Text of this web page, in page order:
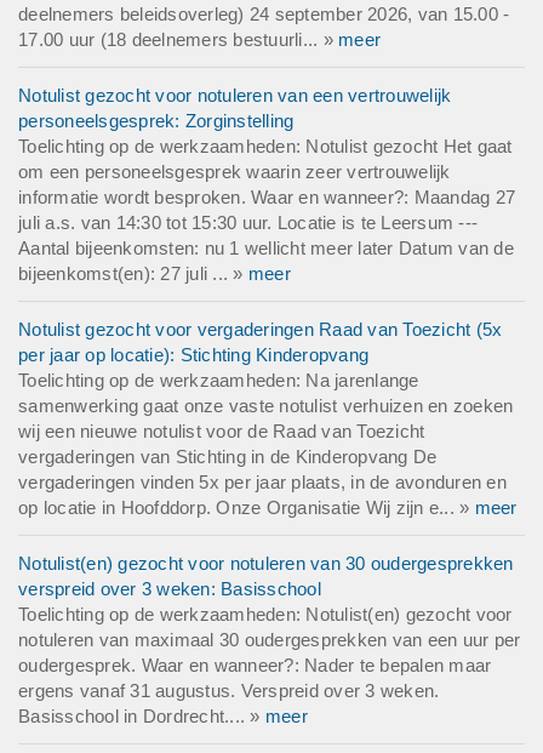
deelnemers beleidsoverleg) 24 september 2026, van 15.00 -
17.00 uur (18 deelnemers bestuurli... » meer
Notulist gezocht voor notuleren van een vertrouwelijk
personeelsgesprek: Zorginstelling
Toelichting op de werkzaamheden: Notulist gezocht Het gaat
om een personeelsgesprek waarin zeer vertrouwelijk
informatie wordt besproken. Waar en wanneer?: Maandag 27
juli a.s. van 14:30 tot 15:30 uur. Locatie is te Leersum ---
Aantal bijeenkomsten: nu 1 wellicht meer later Datum van de
bijeenkomst(en): 27 juli ... » meer
Notulist gezocht voor vergaderingen Raad van Toezicht (5x
per jaar op locatie): Stichting Kinderopvang
Toelichting op de werkzaamheden: Na jarenlange
samenwerking gaat onze vaste notulist verhuizen en zoeken
wij een nieuwe notulist voor de Raad van Toezicht
vergaderingen van Stichting in de Kinderopvang De
vergaderingen vinden 5x per jaar plaats, in de avonduren en
op locatie in Hoofddorp. Onze Organisatie Wij zijn e... » meer
Notulist(en) gezocht voor notuleren van 30 oudergesprekken
verspreid over 3 weken: Basisschool
Toelichting op de werkzaamheden: Notulist(en) gezocht voor
notuleren van maximaal 30 oudergesprekken van een uur per
oudergesprek. Waar en wanneer?: Nader te bepalen maar
ergens vanaf 31 augustus. Verspreid over 3 weken.
Basisschool in Dordrecht.... » meer